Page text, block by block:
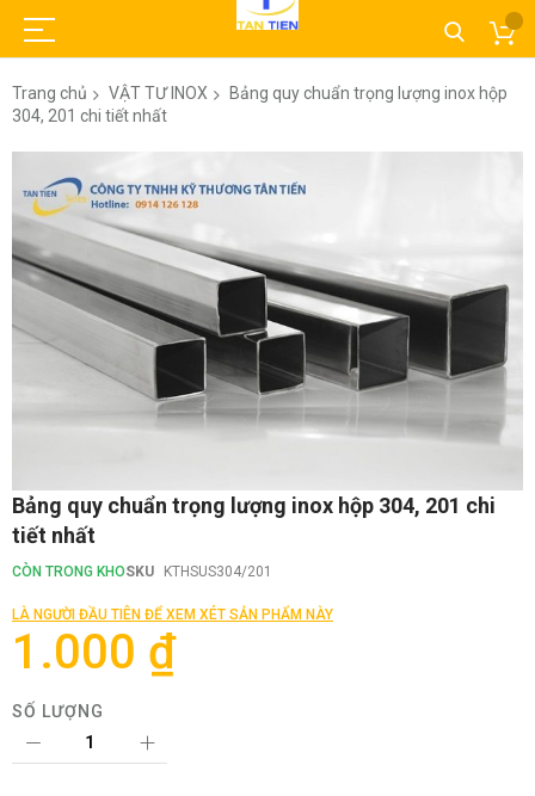
Trang chủ VẬT TƯ INOX
Bảng quy chuẩn trọng lượng inox hộp
304, 201 chi tiết nhất
phần
đầu
của
thư
viện
ảnh
Chuyển
đến
phần
đầu
của
thư
viện
hình
Bảng quy chuẩn trọng lượng inox hộp 304, 201 chi
tiết nhất
CÒN TRONG KHOSKU KTHSUS304/201
LÀ NGƯỜI ĐẦU TIÊN ĐỂ XEM XÉT SẢN PHẨM NÀY
1.000 ₫
SỐ LƯỢNG